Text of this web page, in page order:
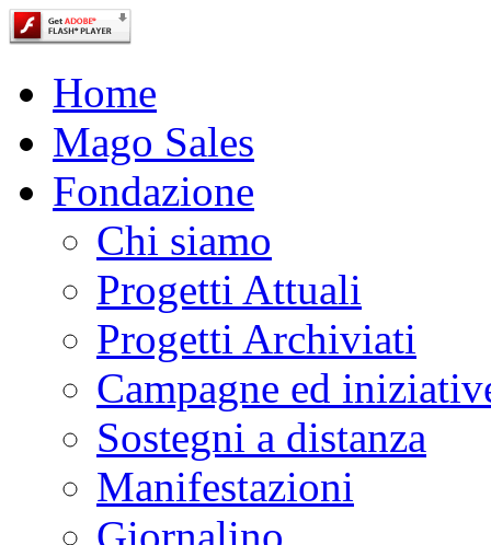
Home
Mago Sales
Fondazione
Chi siamo
Progetti Attuali
Progetti Archiviati
Campagne ed
Sostegni a distanza
Manifestazioni